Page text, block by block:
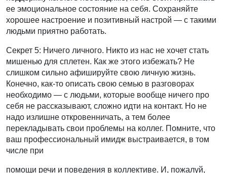
ее эмоциональное состояние на себя. Сохраняйте
хорошее настроение и позитивный настрой — с такими
людьми приятно работать.
Секрет 5: Ничего личного. Никто из нас не хочет стать
мишенью для сплетен. Как же этого избежать? Не
слишком сильно афишируйте свою личную жизнь.
Конечно, как-то описать свою семью в разговорах
необходимо — с людьми, которые вообще ничего про
себя не рассказывают, сложно идти на контакт. Но не
надо излишне откровенничать, а тем более
перекладывать свои проблемы на коллег. Помните, что
ваш профессиональный имидж выстраивается, в том
числе при
помощи речи и поведения в коллективе. И, пожалуй,